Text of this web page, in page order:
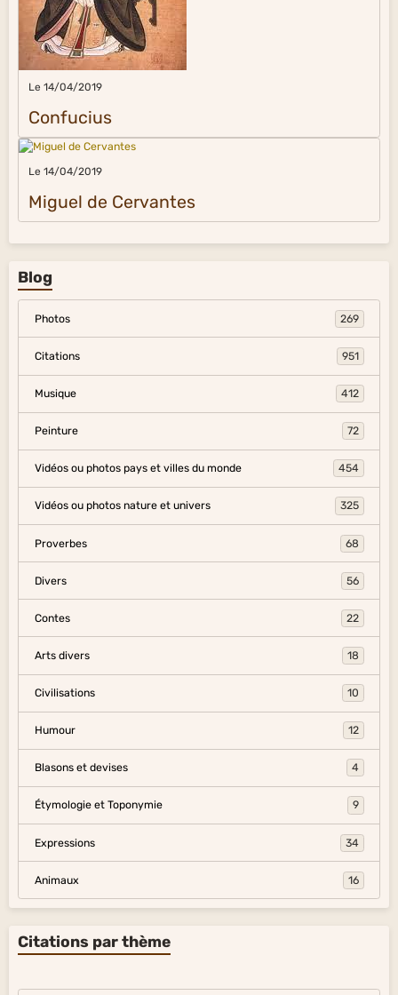
Le 14/04/2019
Confucius
Le 14/04/2019
Miguel de Cervantes
Blog
Photos 269
Citations 951
Musique 412
Peinture 72
Vidéos ou photos pays et villes du monde 454
Vidéos ou photos nature et univers 325
Proverbes 68
Divers 56
Contes 22
Arts divers 18
Civilisations 10
Humour 12
Blasons et devises 4
Étymologie et Toponymie 9
Expressions 34
Animaux 16
Citations par thème